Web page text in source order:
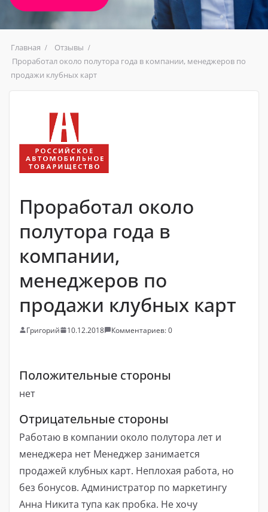
Главная
Отзывы
Проработал около полутора года в компании, менеджеров по
продажи клубных карт
Проработал около
полутора года в
компании,
менеджеров по
продажи клубных карт
Григорий 10.12.2018 Комментариев: 0
Положительные стороны
нет
Отрицательные стороны
Работаю в компании около полутора лет и
менеджера нет Менеджер занимается
продажей клубных карт. Неплохая работа, но
без бонусов. Администратор по маркетингу
Анна Никита тупа как пробка. Не хочу